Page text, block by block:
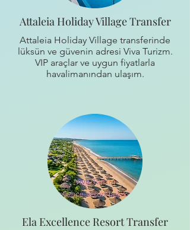
Attaleia Holiday Village Transfer
Attaleia Holiday Village transferinde
lüksün ve güvenin adresi Viva Turizm.
VIP araçlar ve uygun fiyatlarla
havalimanından ulaşım.
Ela Excellence Resort Transfer